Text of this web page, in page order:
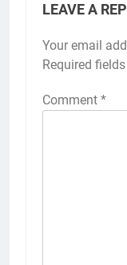
LEAVE A
Your email
Required
Comment *